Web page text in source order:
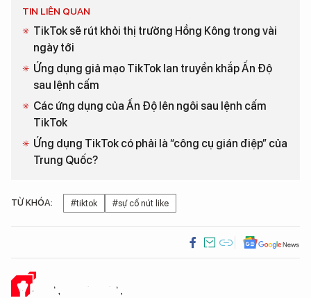
TIN LIÊN QUAN
TikTok sẽ rút khỏi thị trường Hồng Kông trong vài
ngày tới
Ứng dụng giả mạo TikTok lan truyền khắp Ấn Độ
sau lệnh cấm
Các ứng dụng của Ấn Độ lên ngôi sau lệnh cấm
TikTok
Ứng dụng TikTok có phải là “công cụ gián điệp” của
Trung Quốc?
TỪ KHÓA: #tiktok #sự cố nút like
Ý KIẾN CỦA BẠN